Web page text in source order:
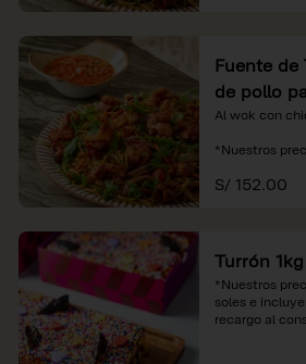
Fuente de
de pollo
Al wok con
*Nuestros
recargo al
S/ 152.00
Turrón 1kg
*Nuestros
soles e
recargo al